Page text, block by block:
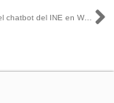
Nueva versión del chatbot del INE en WhatsApp permitirá verificar información sobre elecciones 2024